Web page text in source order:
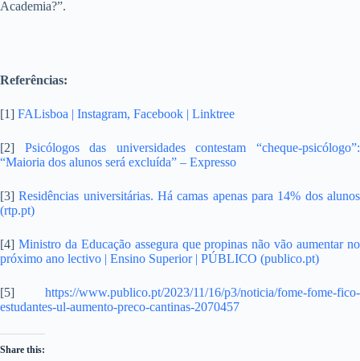
Academia?”.
Referências:
[1] FALisboa | Instagram, Facebook | Linktree
[2] Psicólogos das universidades contestam “cheque-psicólogo”:
“Maioria dos alunos será excluída” – Expresso
[3]Residências universitárias. Há camas apenas para 14% dos alunos
(rtp.pt)
[4] Ministro da Educação assegura que propinas não vão aumentar no
próximo ano lectivo | Ensino Superior | PÚBLICO (publico.pt)
[5] https://www.publico.pt/2023/11/16/p3/noticia/fome-fome-fico-
estudantes-ul-aumento-preco-cantinas-2070457
Share this: